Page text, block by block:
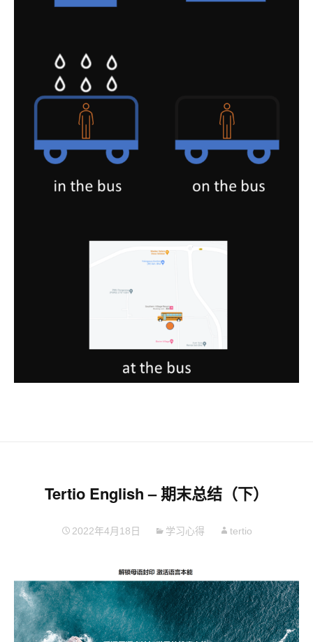
Tertio English – 期末总结（下）
2022年4月18日 学习心得 tertio